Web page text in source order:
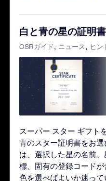
白と青の星の証明書
OSRガイド ニュース ヒン
スーパー スター ギフト
青のスター証明書をお
は、選択した星の名前
標、固有の登録コード
色を選べばよいか迷っ